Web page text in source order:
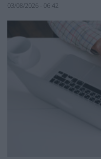
03/08/2026 - 06:42